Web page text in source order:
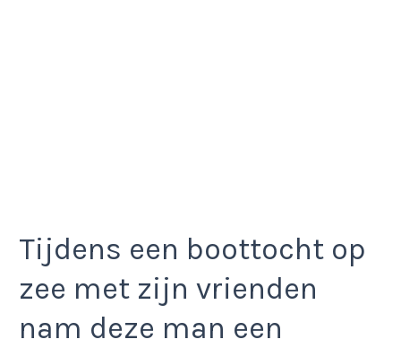
Tijdens een boottocht op
zee met zijn vrienden
nam deze man een